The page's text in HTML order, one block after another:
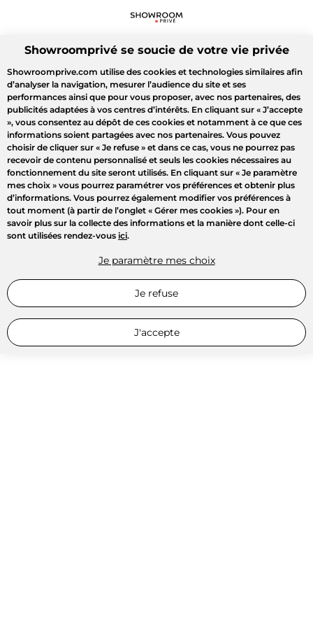
Showroomprivé se soucie de votre vie privée
Showroomprive.com utilise des cookies et technologies similaires afin
d’analyser la navigation, mesurer l’audience du site et ses
performances ainsi que pour vous proposer, avec nos partenaires, des
publicités adaptées à vos centres d’intérêts. En cliquant sur « J’accepte
», vous consentez au dépôt de ces cookies et notamment à ce que ces
informations soient partagées avec nos partenaires. Vous pouvez
choisir de cliquer sur « Je refuse » et dans ce cas, vous ne pourrez pas
recevoir de contenu personnalisé et seuls les cookies nécessaires au
fonctionnement du site seront utilisés. En cliquant sur « Je paramètre
mes choix » vous pourrez paramétrer vos préférences et obtenir plus
d’informations. Vous pourrez également modifier vos préférences à
tout moment (à partir de l’onglet « Gérer mes cookies »). Pour en
savoir plus sur la collecte des informations et la manière dont celle-ci
sont utilisées rendez-vous ici.
Je paramètre mes choix
Je refuse
J'accepte